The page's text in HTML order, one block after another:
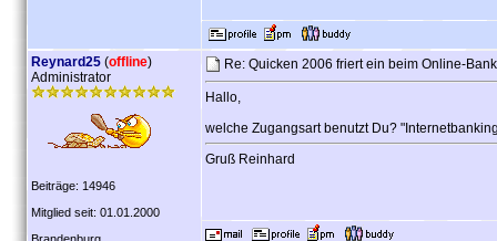
Reynard25 (offline)
Administrator
Beiträge: 14946
Mitglied seit: 01.01.2000
Re: Quicken 2006 friert ein beim Online-
Hallo,
welche Zugangsart benutzt Du?
Gruß Reinhard